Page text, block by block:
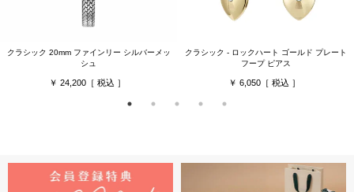
クラシック 20mm ファインリー シルバーメッ
シュ
24,200
クラシック - ロックハート ゴールド プレート
フープ ピアス
6,050